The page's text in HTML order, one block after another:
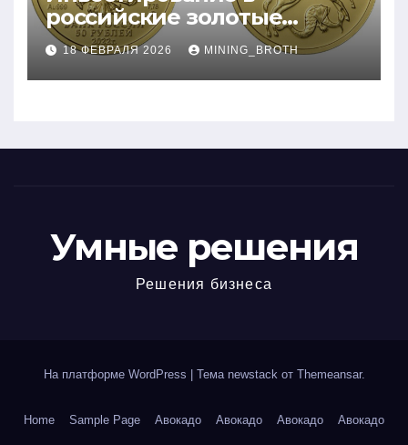
российские золотые
монеты: подробное
руководство
18 ФЕВРАЛЯ 2026 MINING_BROTH
Умные решения
Решения бизнеса
На платформе WordPress | Тема newstack от Themeansar.
Home Sample Page Авокадо Авокадо Авокадо Авокадо